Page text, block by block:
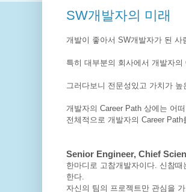
SW개발자의 미래
개발이 좋아서 SW개발자가 된
특히 대부분의 회사에서 개발자
그러다보니 전문성있고 가치가
개발자의 Career Path 상에는 어
전체적으로 개발자의 Career
Senior Engineer, Chief
한마디로 고참개발자이다. 신참
한다.
자신의 팀의 프로젝트만 관심을